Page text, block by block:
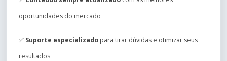
oportunidades do mercado
✅ Suporte especializado para tirar dúvidas e otimizar seus
resultados